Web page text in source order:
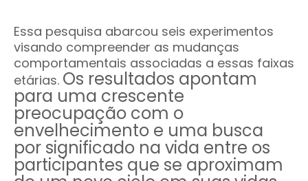
Essa pesquisa abarcou seis experimentos
visando compreender as mudanças
comportamentais associadas a essas faixas
etárias. Os resultados apontam
para uma crescente
preocupação com o
envelhecimento e uma busca
por significado na vida entre os
participantes que se aproximam